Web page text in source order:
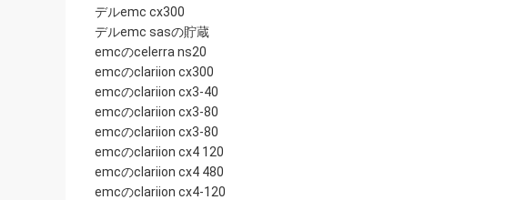
デルemc cx300
デルemc sasの貯蔵
emcのcelerra ns20
emcのclariion cx300
emcのclariion cx3-40
emcのclariion cx3-80
emcのclariion cx3-80
emcのclariion cx4 120
emcのclariion cx4 480
emcのclariion cx4-120